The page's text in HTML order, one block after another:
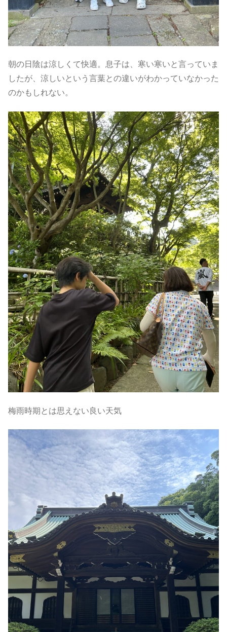
朝の日陰は涼しくて快適。息子は、寒い寒いと言っていま
したが、涼しいという言葉との違いがわかっていなかった
のかもしれない。
梅雨時期とは思えない良い天気